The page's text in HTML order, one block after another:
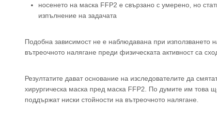
носенето на маска FFP2 е свързано с умерено, но
изпълнение на задачата
Подобна зависимост не е наблюдавана при използването
вътреочното налягане преди физическата активност са
Резултатите дават основание на изследователите да
хирургическа маска пред маска FFP2. По думите им това
поддържат ниски стойности на вътреочното налягане.